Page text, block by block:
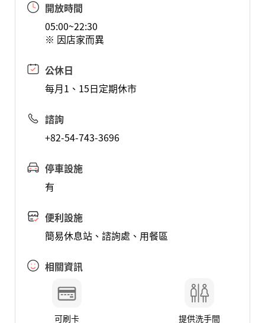
開放時間
05:00~22:30
※ 因店家而異
公休日
每月1、15日定期休市
諮詢
+82-54-743-3696
停車設施
有
便利設施
簡易休息站、諮詢處、用餐區
相關資訊
可刷卡 提供洗手間